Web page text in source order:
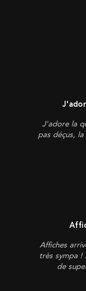
J'adore la
pas déçus,
Affiches
très sympa !
de